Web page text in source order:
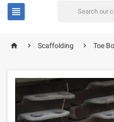

home  Scaffolding  Toe